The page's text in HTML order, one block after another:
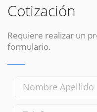
Cotización
Requiere realizar un
formulario.